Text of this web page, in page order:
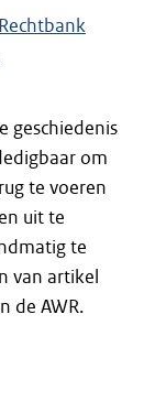
Rechtbank
geschiedenis
om
te voeren
uit te
te
van artikel
de AWR.